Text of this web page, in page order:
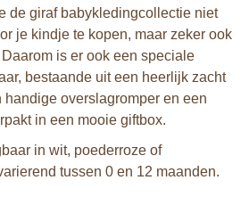
de giraf babykledingcollectie niet
je kindje te kopen, maar zeker ook
is er ook een speciale
bestaande uit een heerlijk zacht
overslagromper en een
in een mooie giftbox.
in wit, poederroze of
tussen 0 en 12 maanden.